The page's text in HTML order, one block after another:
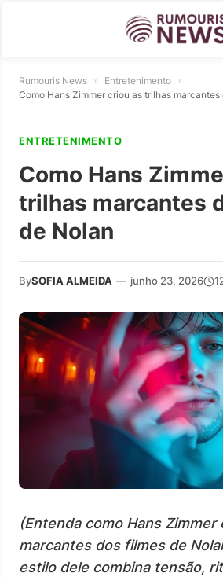
Rumouris News » Entretenimento »
Como Hans Zimmer criou as trilhas marcantes
ENTRETENIMENTO
Como Hans
trilhas marcantes
de Nolan
BySOFIA ALMEIDA — junho 23, 2026
(Entenda como Hans Zimmer
marcantes dos filmes de
estilo dele combina tensão,